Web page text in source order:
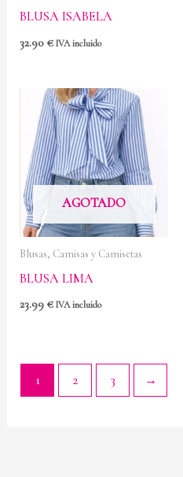
BLUSA ISABELA
32.90 € IVA incluido
AGOTADO
Blusas, Camisas y Camisetas
BLUSA LIMA
23.99 € IVA incluido
1 2 3 →